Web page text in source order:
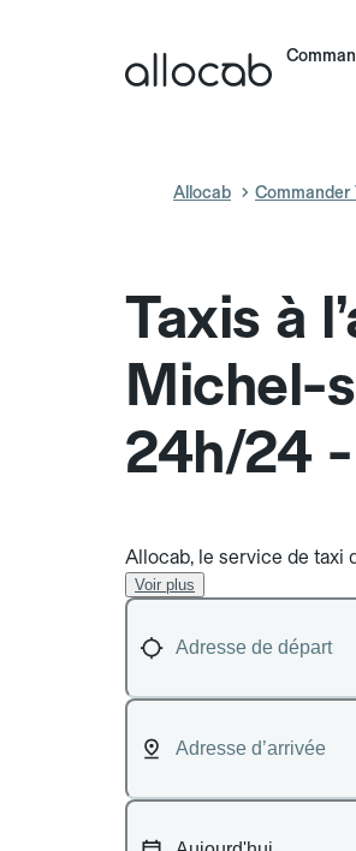
Allocab Commander
Taxis à
Michel-
24h/24
Allocab, le service de
Voir plus